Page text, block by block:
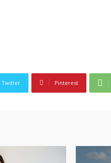
Twitter Pinterest